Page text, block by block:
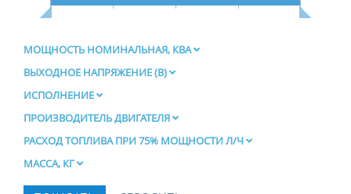
МОЩНОСТЬ НОМИНАЛЬНАЯ, КВА
ВЫХОДНОЕ НАПРЯЖЕНИЕ (В)
ИСПОЛНЕНИЕ
ПРОИЗВОДИТЕЛЬ ДВИГАТЕЛЯ
РАСХОД ТОПЛИВА ПРИ 75% МОЩНОСТИ Л/Ч
МАССА, КГ